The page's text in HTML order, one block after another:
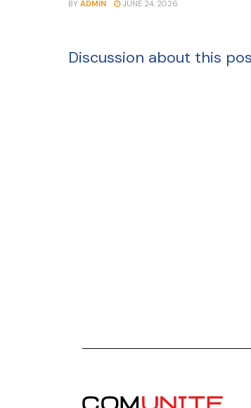
BY ADMIN JUNE 24, 2026
Discussion about this